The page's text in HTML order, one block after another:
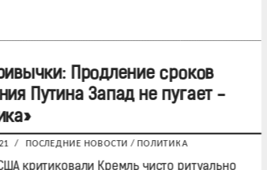
Продление сроков
Путина Запад не пугает -
/ ПОСЛЕДНИЕ НОВОСТИ / ПОЛИТИКА
критиковали Кремль чисто ритуально